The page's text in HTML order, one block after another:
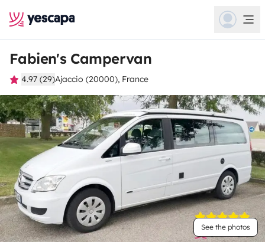
Fabien's Campervan
4.97 (29)Ajaccio (20000), France
See the photos